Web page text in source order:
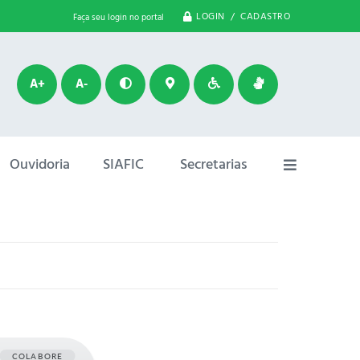
Faça seu login no portal LOGIN / CADASTRO
A+ A-
Ouvidoria SIAFIC Secretarias
COLABORE